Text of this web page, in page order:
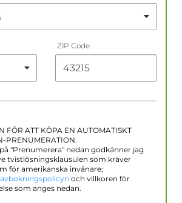
ZIP Code
FÖR ATT KÖPA EN AUTOMATISKT
PRENUMERATION.
"Prenumerera" nedan godkänner jag
tvistlösningsklausulen som kräver
för amerikanska invånare;
avbokningspolicyn och villkoren för
som anges nedan.